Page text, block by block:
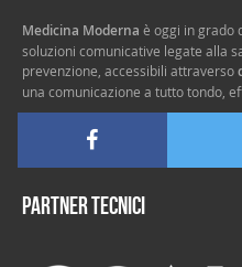
Medicina Moderna è oggi in grado
soluzioni comunicative legate alla
prevenzione, accessibili attraverso
una comunicazione a tutto tondo,
Partner tecnici